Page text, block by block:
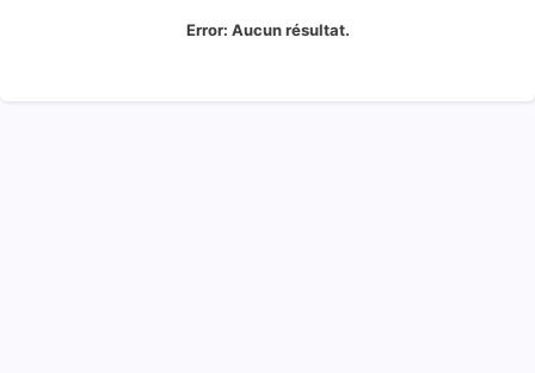
Error: Aucun résultat.